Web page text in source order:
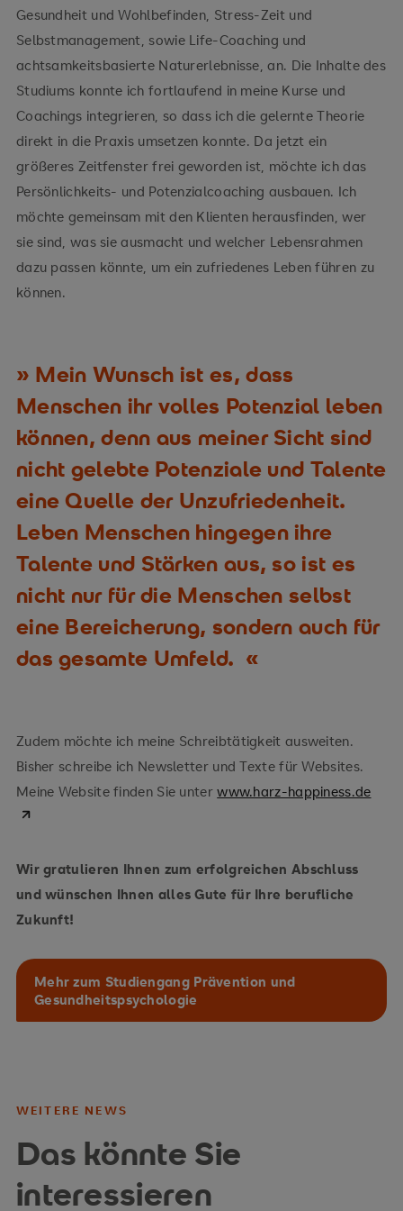
Gesundheit und Wohlbefinden, Stress-Zeit und
Selbstmanagement, sowie Life-Coaching und
achtsamkeitsbasierte Naturerlebnisse, an. Die Inhalte des
Studiums konnte ich fortlaufend in meine Kurse und
Coachings integrieren, so dass ich die gelernte Theorie
direkt in die Praxis umsetzen konnte. Da jetzt ein
größeres Zeitfenster frei geworden ist, möchte ich das
Persönlichkeits- und Potenzialcoaching ausbauen. Ich
möchte gemeinsam mit den Klienten herausfinden, wer
sie sind, was sie ausmacht und welcher Lebensrahmen
dazu passen könnte, um ein zufriedenes Leben führen zu
können.
Mein Wunsch ist es, dass
Menschen ihr volles Potenzial leben
können, denn aus meiner Sicht sind
nicht gelebte Potenziale und Talente
eine Quelle der Unzufriedenheit.
Leben Menschen hingegen ihre
Talente und Stärken aus, so ist es
nicht nur für die Menschen selbst
eine Bereicherung, sondern auch für
das gesamte Umfeld.
Zudem möchte ich meine Schreibtätigkeit ausweiten.
Bisher schreibe ich Newsletter und Texte für Websites.
Meine Website finden Sie unterwww.harz-happiness.de
Wir gratulieren Ihnen zum erfolgreichen Abschluss
und wünschen Ihnen alles Gute für Ihre berufliche
Zukunft!
Mehr zum Studiengang Prävention und
Gesundheitspsychologie
WEITERE NEWS
Das könnte Sie
interessieren